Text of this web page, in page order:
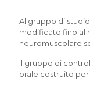
Al gruppo di
modificato fino al
neuromuscolare
Il gruppo di
orale costruito